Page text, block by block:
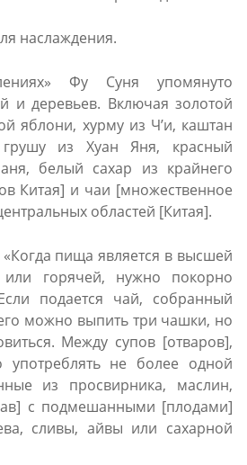
наслаждения.
Фу Суня упомянуто
и деревьев. Включая золотой
яблони, хурму из Ч’и, каштан
из Хуан Яня, красный
белый сахар из крайнего
Китая] и чаи [множественное
областей [Китая].
пища является в высшей
или горячей, нужно покорно
подается чай, собранный
можно выпить три чашки, но
Между супов [отваров],
употреблять не более одной
из просвирника, маслин,
с подмешанными [плодами]
сливы, айвы или сахарной